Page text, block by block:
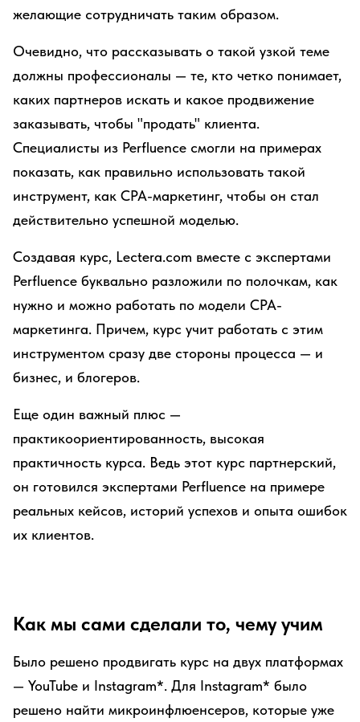
желающие сотрудничать таким образом.
Очевидно, что рассказывать о такой узкой теме
должны профессионалы — те, кто четко понимает,
каких партнеров искать и какое продвижение
заказывать, чтобы "продать" клиента.
Специалисты из Perfluence смогли на примерах
показать, как правильно использовать такой
инструмент, как CPA-маркетинг, чтобы он стал
действительно успешной моделью.
Создавая курс, Lectera.com вместе с экспертами
Perfluence буквально разложили по полочкам, как
нужно и можно работать по модели CPA-
маркетинга. Причем, курс учит работать с этим
инструментом сразу две стороны процесса — и
бизнес, и блогеров.
Еще один важный плюс —
практикоориентированность, высокая
практичность курса. Ведь этот курс партнерский,
он готовился экспертами Perfluence на примере
реальных кейсов, историй успехов и опыта ошибок
их клиентов.
Как мы сами сделали то, чему учим
Было решено продвигать курс на двух платформах
— YouTube и Instagram*. Для Instagram* было
решено найти микроинфлюенсеров, которые уже